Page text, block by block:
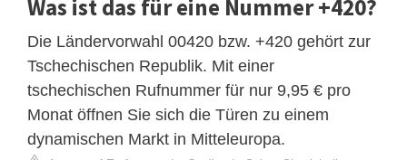
Was ist das für eine Nummer +420?
Die Ländervorwahl 00420 bzw. +420 gehört zur
Tschechischen Republik. Mit einer
tschechischen Rufnummer für nur 9,95 € pro
Monat öffnen Sie sich die Türen zu einem
dynamischen Markt in Mitteleuropa.